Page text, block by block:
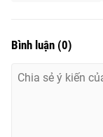
Bình luận (0)